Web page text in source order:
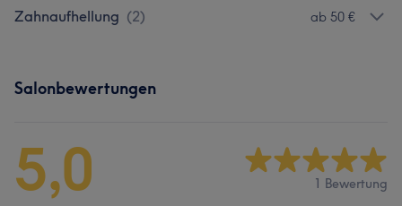
Zahnaufhellung (2) ab 50 €
Salonbewertungen
5,0 1 Bewertung